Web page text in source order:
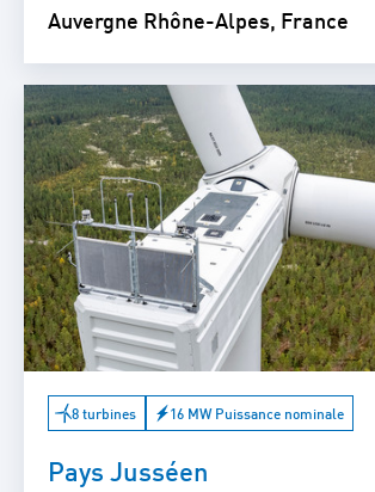
Auvergne Rhône-Alpes, France
8 turbines 16 MW Puissance nominale
Pays Jusséen